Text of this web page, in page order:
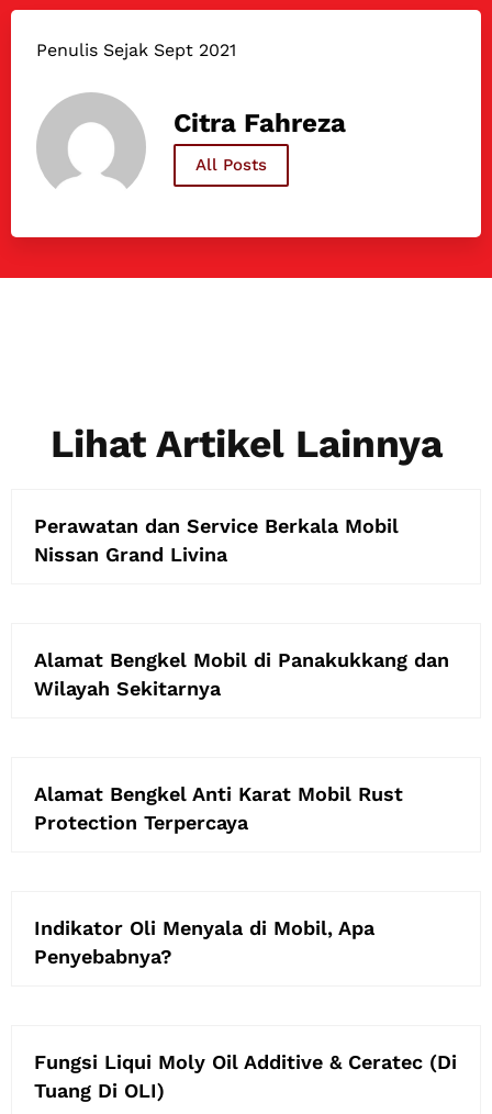
Penulis Sejak Sept 2021
Citra Fahreza
All Posts
Lihat Artikel Lainnya
Perawatan dan Service Berkala Mobil
Nissan Grand Livina
Alamat Bengkel Mobil di Panakukkang dan
Wilayah Sekitarnya
Alamat Bengkel Anti Karat Mobil Rust
Protection Terpercaya
Indikator Oli Menyala di Mobil, Apa
Penyebabnya?
Fungsi Liqui Moly Oil Additive & Ceratec (Di
Tuang Di OLI)